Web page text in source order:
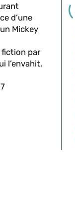
d’une
Mickey
fiction par
l’envahit,